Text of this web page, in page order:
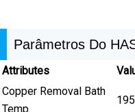
Parâmetros Do
Attributes
Copper Removal Bath
Temp.